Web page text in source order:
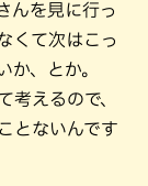
んを見に行っ
くて次はこっ
か、とか。
考えるので、
とないんです